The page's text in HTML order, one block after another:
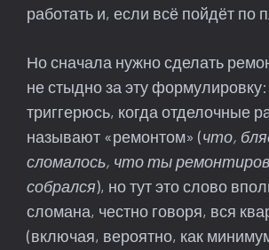
работать и, если всё пойдёт по
Но сначала нужно сделать
не стыдно за эту
триггерюсь, когда отделочные
называют «ремонтом» (что,
сломалось, что ты
собрался), но тут это слово
сломана, честно говоря, вся
(включая, вероятно, как